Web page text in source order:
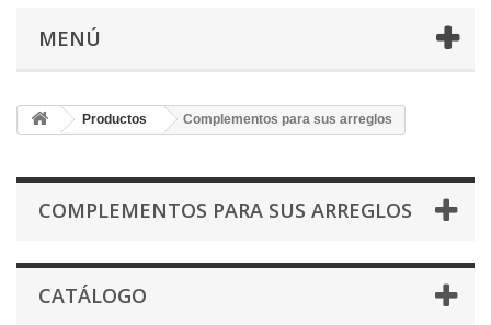
MENÚ
Productos Complementos para sus arreglos
COMPLEMENTOS PARA SUS ARREGLOS
CATÁLOGO